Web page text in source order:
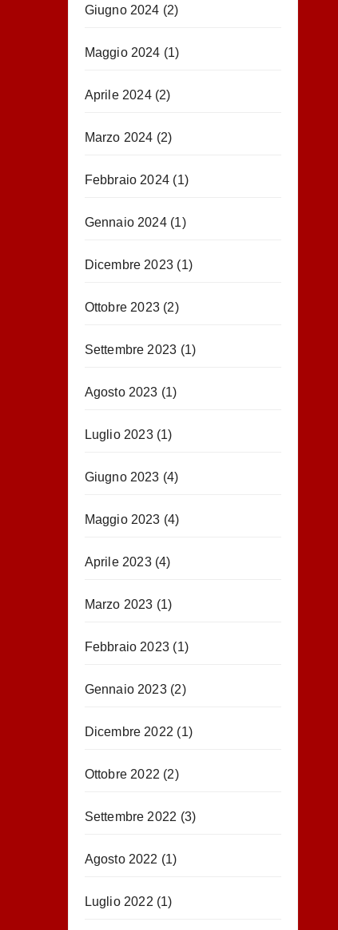
Giugno 2024 (2)
Maggio 2024 (1)
Aprile 2024(2)
Marzo 2024 (2)
Febbraio 2024 (1)
Gennaio 2024(1)
Dicembre 2023 (1)
Ottobre 2023(2)
Settembre 2023 (1)
Agosto 2023 (1)
Luglio 2023(1)
Giugno 2023 (4)
Maggio 2023 (4)
Aprile 2023(4)
Marzo 2023 (1)
Febbraio 2023 (1)
Gennaio 2023(2)
Dicembre 2022 (1)
Ottobre 2022 (2)
Settembre 2022 (3)
Agosto 2022 (1)
Luglio 2022 (1)